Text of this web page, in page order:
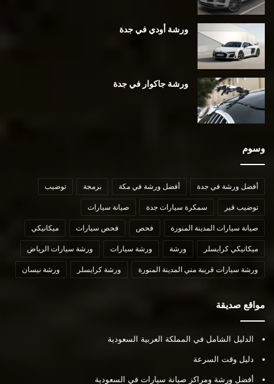
ورشة أودي في جدة
ورشة جاكوار في جدة
وسوم
أفضل ورشة في جدة أفضل ورشة في مكة برمجة توضيب
توضيب قير سمكرة سيارات جدة صيانة سيارات
صيانة سيارات المدينة المنورة فحص فحص سيارات ميكانيكي
ميكانيكي كرايسلر ورشة ورشة سيارات ورشة سيارات الرياض
ورشة سيارات قريبة مني المدينة المنورة ورشة كرايسلر ورشة نيسان
مواقع صديقة
الدليل الشامل في المملكة العربية السعودية
دليل وقت السرعة
أفضل ورشة ومراكز صيانة سيارات في السعودية